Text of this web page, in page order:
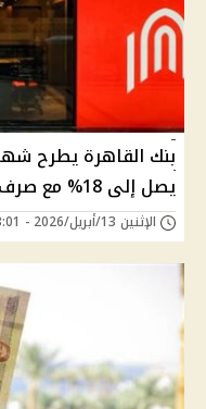
بنك القاهرة يطرح
يصل إلى 18% مع صرف شهري
الإثنين 13/أبريل/2026 - 03:01 ص